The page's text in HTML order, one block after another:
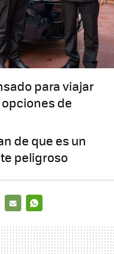
para viajar
de
de que es un
peligroso
MAIL